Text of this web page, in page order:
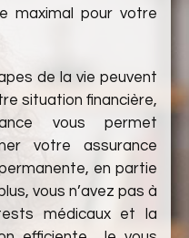
maximal pour votre
de la vie peuvent
situation financière,
vous permet
votre assurance
en partie
vous n’avez pas à
médicaux et la